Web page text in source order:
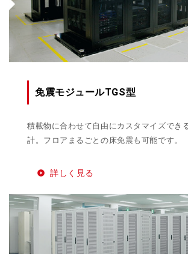
免震モジュールTGS型
積載物に合わせて自由にカスタマイズでき
計。フロアまるごとの床免震も可能です。
play_circle_filled 詳しく見る